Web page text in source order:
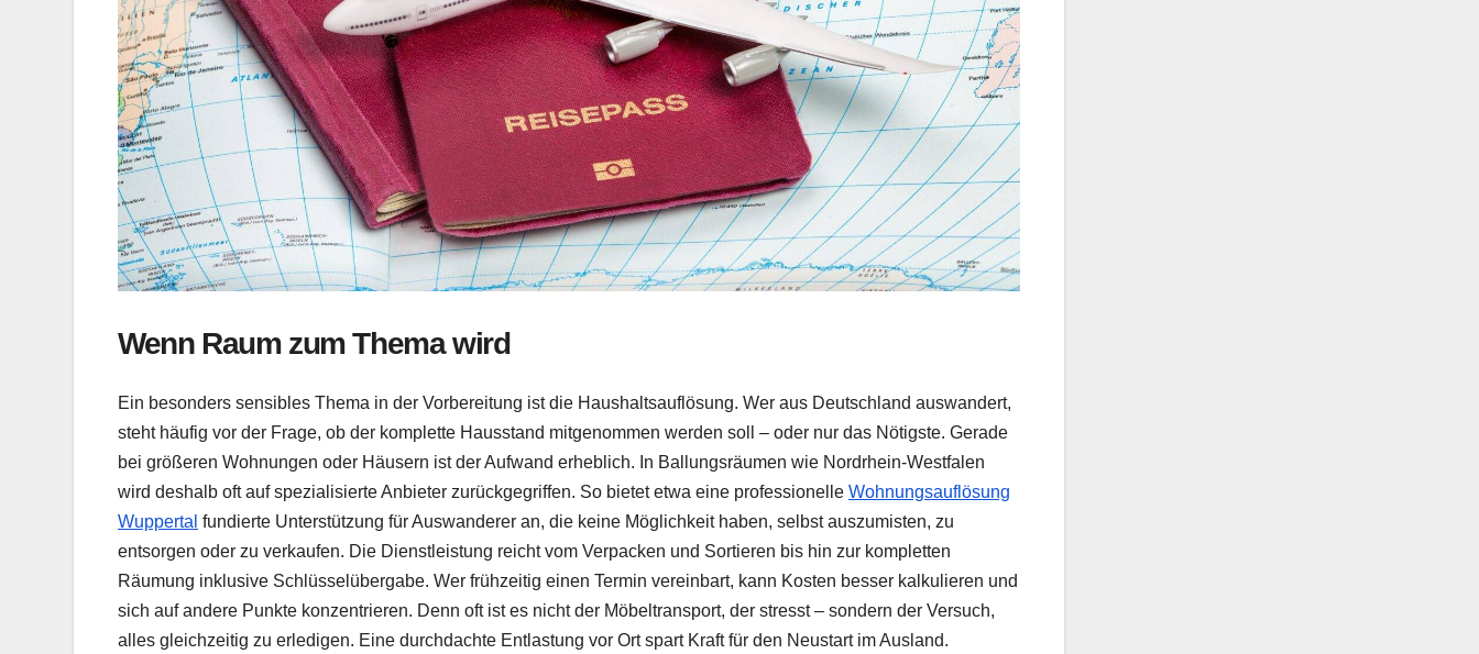
Wenn Raum zum Thema wird
Ein besonders sensibles Thema in der Vorbereitung ist die Haushaltsauflösung. Wer aus Deutschland auswandert,
steht häufig vor der Frage, ob der komplette Hausstand mitgenommen werden soll – oder nur das Nötigste. Gerade
bei größeren Wohnungen oder Häusern ist der Aufwand erheblich. In Ballungsräumen wie Nordrhein-Westfalen
wird deshalb oft auf spezialisierte Anbieter zurückgegriffen. So bietet etwa eine professionelle Wohnungsauflösung
Wuppertal fundierte Unterstützung für Auswanderer an, die keine Möglichkeit haben, selbst auszumisten, zu
entsorgen oder zu verkaufen. Die Dienstleistung reicht vom Verpacken und Sortieren bis hin zur kompletten
Räumung inklusive Schlüsselübergabe. Wer frühzeitig einen Termin vereinbart, kann Kosten besser kalkulieren und
sich auf andere Punkte konzentrieren. Denn oft ist es nicht der Möbeltransport, der stresst – sondern der Versuch,
alles gleichzeitig zu erledigen. Eine durchdachte Entlastung vor Ort spart Kraft für den Neustart im Ausland.